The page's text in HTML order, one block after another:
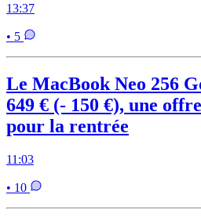
13:37
• 5
Le MacBook Neo 256
649 € (- 150 €), une
pour la rentrée
11:03
• 10